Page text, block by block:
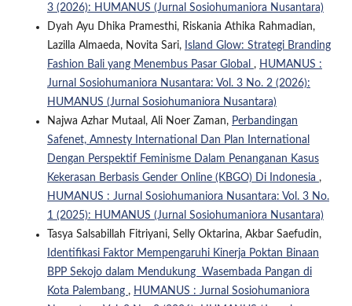
3 (2026): HUMANUS (Jurnal Sosiohumaniora Nusantara)
Dyah Ayu Dhika Pramesthi, Riskania Athika Rahmadian,
Lazilla Almaeda, Novita Sari, Island Glow: Strategi Branding
Fashion Bali yang Menembus Pasar Global , HUMANUS :
Jurnal Sosiohumaniora Nusantara: Vol. 3 No. 2 (2026):
HUMANUS (Jurnal Sosiohumaniora Nusantara)
Najwa Azhar Mutaal, Ali Noer Zaman, Perbandingan
Safenet, Amnesty International Dan Plan International
Dengan Perspektif Feminisme Dalam Penanganan Kasus
Kekerasan Berbasis Gender Online (KBGO) Di Indonesia ,
HUMANUS : Jurnal Sosiohumaniora Nusantara: Vol. 3 No.
1 (2025): HUMANUS (Jurnal Sosiohumaniora Nusantara)
Tasya Salsabillah Fitriyani, Selly Oktarina, Akbar Saefudin,
Identifikasi Faktor Mempengaruhi Kinerja Poktan Binaan
BPP Sekojo dalam Mendukung Wasembada Pangan di
Kota Palembang , HUMANUS : Jurnal Sosiohumaniora